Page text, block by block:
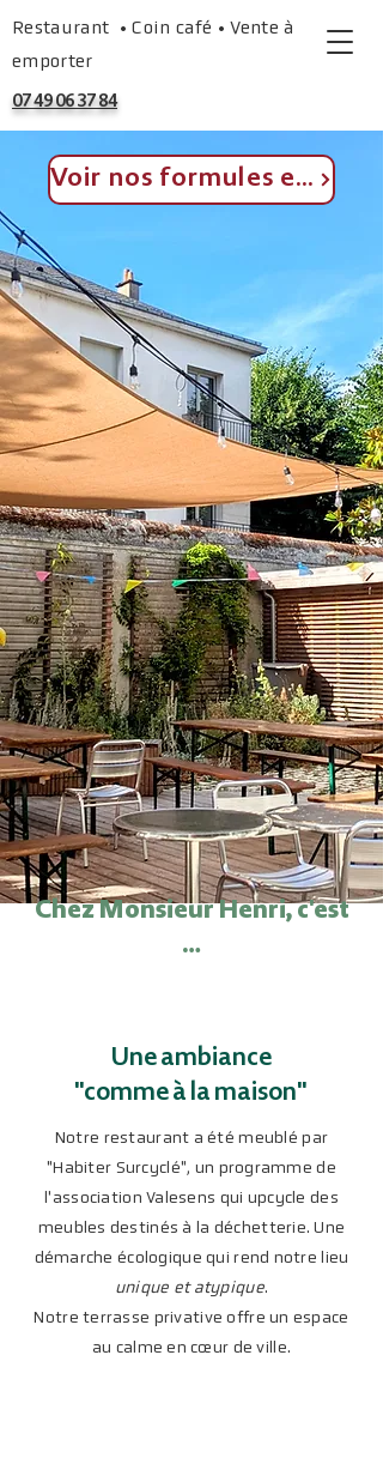
Restaurant • Coin café • Vente à
emporter
07 49 06 37 84
Voir nos formules estivales
Chez Monsieur Henri, c'est
…
Une ambiance
"comme à la maison"
Notre restaurant a été meublé par
"Habiter Surcyclé", un programme de
l'association Valesens qui upcycle des
meubles destinés à la déchetterie. Une
démarche écologique qui rend notre lieu
unique et atypique.
Notre terrasse privative offre un espace
au calme en cœur de ville.